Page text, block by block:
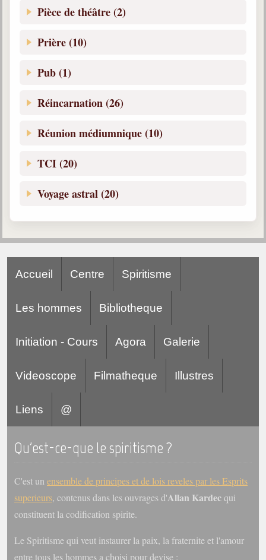
Pièce de théâtre (2)
Prière (10)
Pub (1)
Réincarnation (26)
Réunion médiumnique (10)
TCI (20)
Voyage astral (20)
Accueil Centre Spiritisme
Les hommes Bibliotheque
Initiation - Cours Agora Galerie
Videoscope Filmatheque Illustres
Liens @
Qu'est-ce-que le spiritisme ?
C'est un ensemble de principes et de lois reveles par les Esprits
superieurs, contenus dans les ouvrages d'Allan Kardecqui
constituent la codification spirite.
Le Spiritisme qui veut instaurer la paix, la fraternite et l'amour
entre tous les hommes a choisi pour devise :